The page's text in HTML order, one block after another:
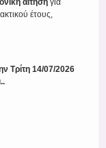
αίτηση για
έτους,
Τρίτη 14/07/2026